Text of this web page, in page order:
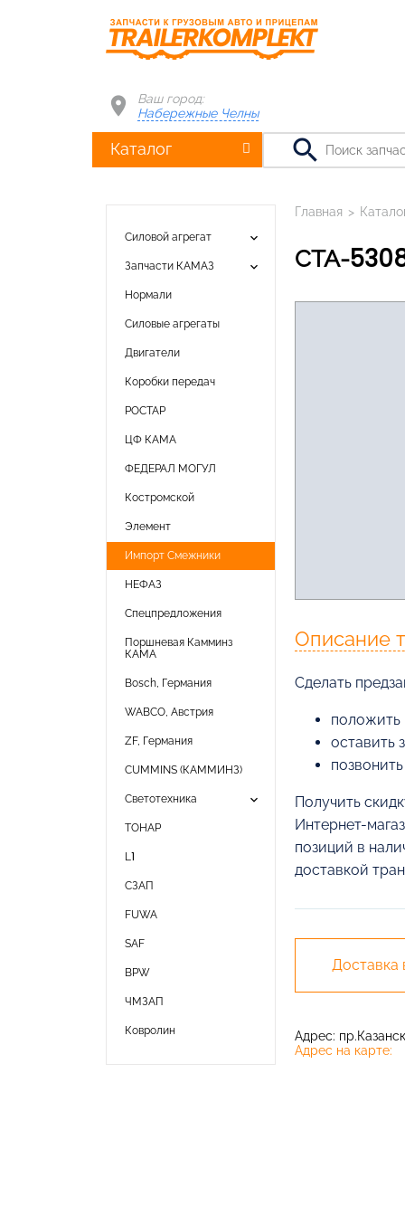
Ваш город:
Набережные Челны
Каталог search
Силовой агрегат keyboard_arrow_down
Запчасти КАМАЗ keyboard_arrow_down
Нормали
Силовые агрегаты
Двигатели
Коробки передач
РОСТАР
ЦФ КАМА
ФЕДЕРАЛ МОГУЛ
Костромской
Элемент
Импорт Смежники
НЕФАЗ
Спецпредложения
Поршневая Камминз
КАМА
Bosch, Германия
WABCO, Австрия
ZF, Германия
CUMMINS (КАММИНЗ)
Светотехника keyboard_arrow_down
ТОНАР
L1
СЗАП
FUWA
SAF
BPW
ЧМЗАП
Ковролин
Главная >
СТА-
Описание
Cделать
положить
оставить
Получить
Интернет-
позиций в
доставкой
Адрес:
Адрес на карте: